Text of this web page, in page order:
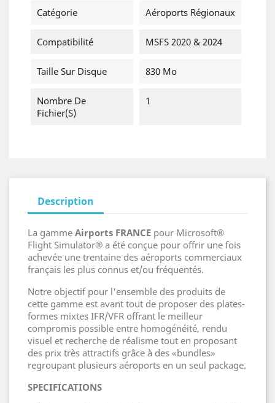
Catégorie Aéroports Régionaux
Compatibilité MSFS 2020 & 2024
Taille Sur Disque 830 Mo
Nombre De
Fichier(s)
1
Description
La gamme Airports FRANCE pour Microsoft®
Flight Simulator® a été conçue pour offrir une fois
achevée une trentaine des aéroports commerciaux
français les plus connus et/ou fréquentés.
Notre objectif pour l'ensemble des produits de
cette gamme est avant tout de proposer des plates-
formes mixtes IFR/VFR offrant le meilleur
compromis possible entre homogénéité, rendu
visuel et recherche de réalisme tout en proposant
des prix très attractifs grâce à des «bundles»
regroupant plusieurs aéroports en un seul package.
SPECIFICATIONS